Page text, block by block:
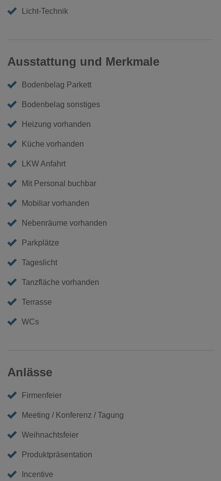
Licht-Technik
Ausstattung und Merkmale
Bodenbelag Parkett
Bodenbelag sonstiges
Heizung vorhanden
Küche vorhanden
LKW Anfahrt
Mit Personal buchbar
Mobiliar vorhanden
Nebenräume vorhanden
Parkplätze
Tageslicht
Tanzfläche vorhanden
Terrasse
WCs
Anlässe
Firmenfeier
Meeting / Konferenz / Tagung
Weihnachtsfeier
Produktpräsentation
Incentive